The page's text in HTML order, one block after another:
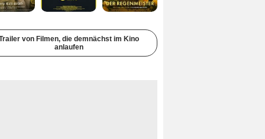
von Filmen, die demnächst im Kino
anlaufen